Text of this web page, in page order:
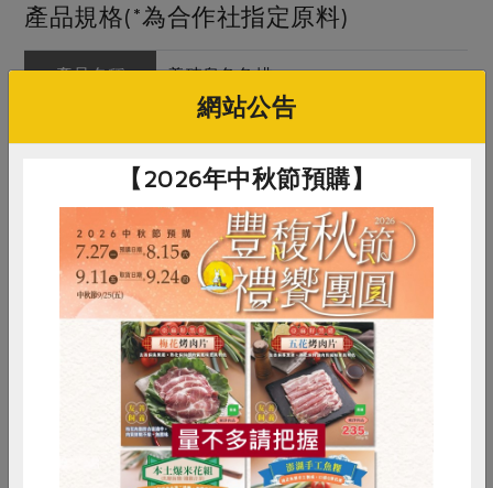
產品規格(*為合作社指定原料)
產品名稱 養殖烏魚魚排
邱經堯
產地/原產地 台灣嘉義
淨重/數量 400公克
內容物 烏魚
保存條件 冷凍未開封可保存1年
支持本土水產養殖！採多物種混合飼
養模式養殖。
調理方式 可煮湯、清蒸、或煎烤
RPET 食譜 減硝酸鹽
雞蛋 食安 共同購買
網站公告
【2026年中秋節預購】